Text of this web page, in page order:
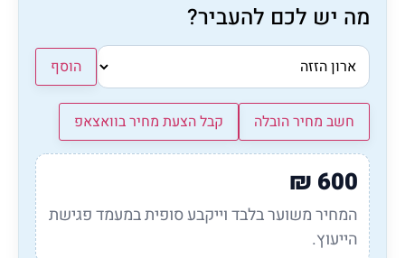
מה יש לכם להעביר?
הוסף
חשב מחיר הובלה קבל הצעת מחיר בוואצאפ
600
₪
המחיר משוער בלבד וייקבע סופית במעמד פגישת
הייעוץ.